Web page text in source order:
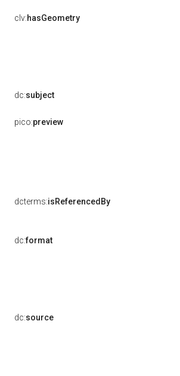
clv:hasGeometry
dc:subject
pico:preview
dcterms:isReferencedBy
dc:format
dc:source